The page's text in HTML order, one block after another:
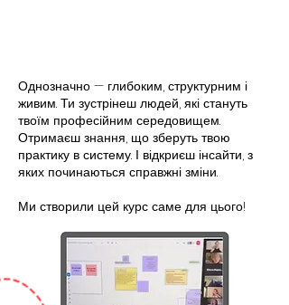
Однозначно — глибоким, структурним і
живим. Ти зустрінеш людей, які стануть
твоїм професійним середовищем.
Отримаєш знання, що зберуть твою
практику в систему. І відкриєш інсайти, з
яких починаються справжні зміни.
Ми створили цей курс саме для цього!